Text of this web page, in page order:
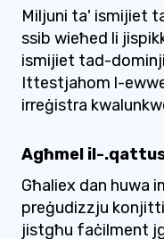
Miljuni ta' ismijiet
ssib wieħed li
ismijiet tad-
Ittestjahom l-
irreġistra
Agħmel il-
Għaliex dan huwa
preġudizzju
jistgħu faċilment